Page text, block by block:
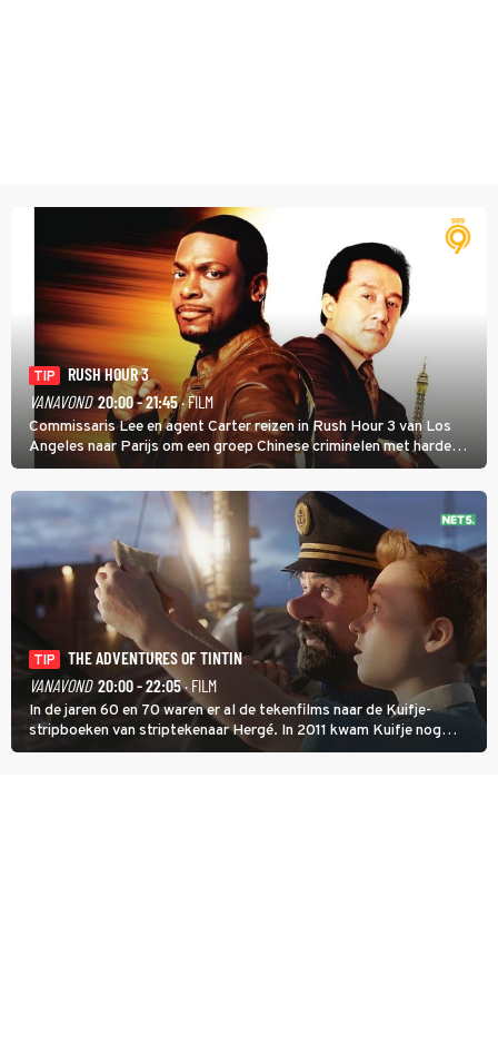
TIP
RUSH HOUR 3
VANAVOND 20:00 - 21:45· FILM
Commissaris Lee en agent Carter reizen in Rush Hour 3 van Los
Angeles naar Parijs om een groep Chinese criminelen met harde
hand aan te pakken.
TIP
THE ADVENTURES OF TINTIN
VANAVOND 20:00 - 22:05· FILM
In de jaren 60 en 70 waren er al de tekenfilms naar de Kuifje-
stripboeken van striptekenaar Hergé. In 2011 kwam Kuifje nog
meer tot leven in The Adventures of Tintin van Steven Spielberg.